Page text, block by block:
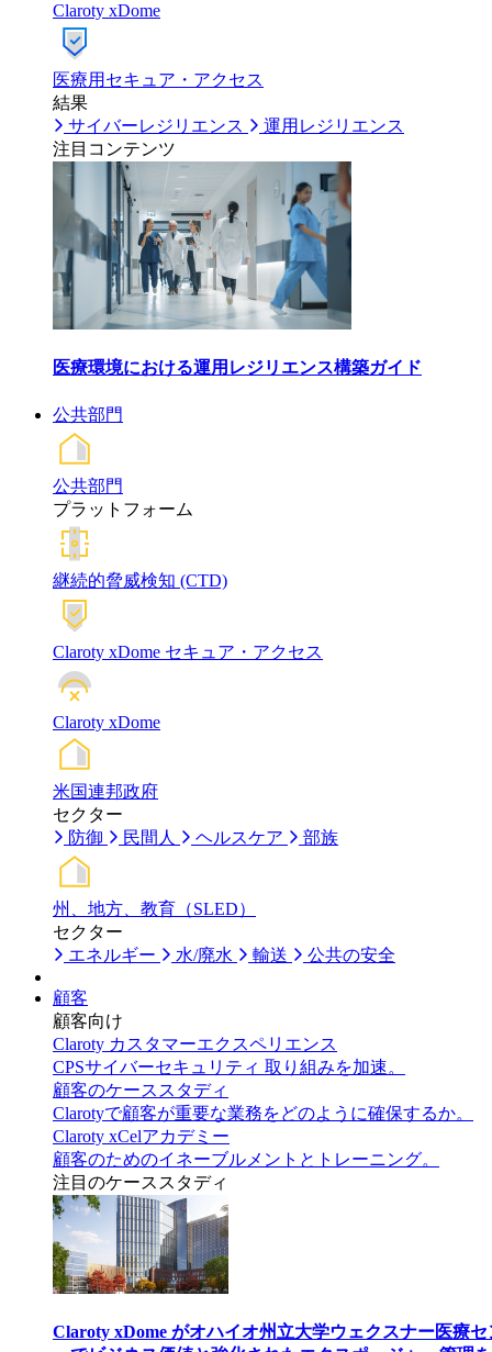
Claroty xDome
医療用セキュア・アクセス
結果
サイバーレジリエンス
運用レジリエンス
注目コンテンツ
医療環境における運用レジリエンス構築ガイド
公共部門
公共部門
プラットフォーム
継続的脅威検知 (CTD)
Claroty xDome セキュア・アクセス
Claroty xDome
米国連邦政府
セクター
防御
民間人 ヘルスケア 部族
州、地方、教育（SLED）
セクター
エネルギー
水/廃水 輸送 公共の安全
顧客
顧客向け
Claroty カスタマーエクスペリエンス
CPSサイバーセキュリティ 取り組みを加速。
顧客のケーススタディ
Clarotyで顧客が重要な業務をどのように確保するか。
Claroty xCelアカデミー
顧客のためのイネーブルメントとトレーニング。
注目のケーススタディ
Claroty xDome がオハイオ州立大学ウェクスナー医療セ